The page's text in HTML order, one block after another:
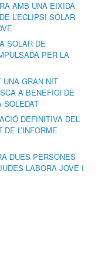
AMB UNA EIXIDA
L’ECLIPSI SOLAR
SOLAR DE
PER LA
UNA GRAN NIT
A BENEFICI DE
SOLEDAT
DEFINITIVA DEL
L’INFORME
DUES PERSONES
LABORA JOVE I